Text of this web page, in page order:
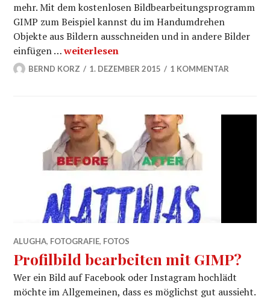
mehr. Mit dem kostenlosen Bildbearbeitungsprogramm
GIMP zum Beispiel kannst du im Handumdrehen
Objekte aus Bildern ausschneiden und in andere Bilder
einfügen …Kostenloses Bildbearbeitungsprogramm
weiterlesen
BERND KORZ 1. DEZEMBER 2015 1 KOMMENTAR
ALUGHA, FOTOGRAFIE, FOTOS
Profilbild bearbeiten mit GIMP?
Wer ein Bild auf Facebook oder Instagram hochlädt
möchte im Allgemeinen, dass es möglichst gut aussieht.